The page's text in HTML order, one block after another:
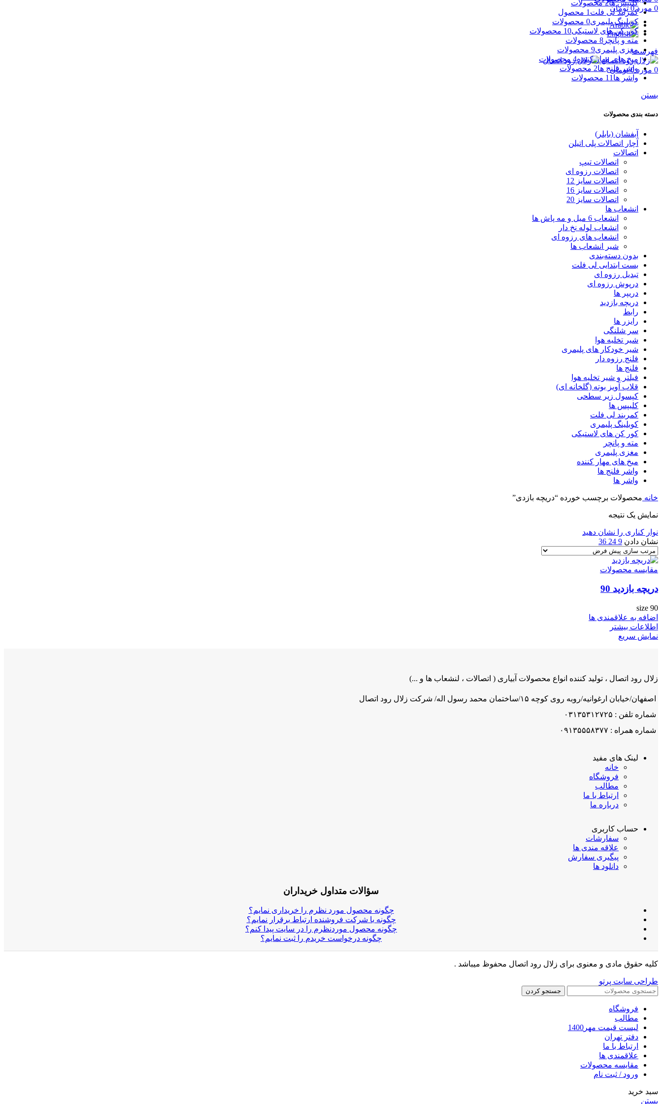
0 مورد 0 تومان
فهرست
0 مورد 0 تومان
کلیپس ها2 محصولات
کمربند لی فلت 1 محصول
کوبلینگ پلیمری0 محصولات
کور کن های لاستیکی10 محصولات
مته و پانچر 8 محصولات
مغزی پلیمری9 محصولات
میخ های مهار کننده4 محصولات
واشر فلنج ها2 محصولات
واشر ها 11 محصولات
بستن
دسته بندی محصولات
آبفشان (بابلر)
آچار اتصالات پلی اتیلن
اتصالات
اتصالات تیپ
اتصالات رزوه ای
اتصالات سایز 12
اتصالات سایز 16
اتصالات سایز 20
انشعاب ها
انشعاب 6 میل و مه پاش ها
انشعاب لوله نخ دار
انشعاب های رزوه ای
شیر انشعاب ها
بدون دسته‌بندی
بست ابتدایی لی فلت
تبدیل رزوه ای
درپوش رزوه ای
دریپر ها
دریچه بازدید
رابط
رایزر ها
سر شلنگی
شیر تخلیه هوا
شیر خودکار های پلیمری
فلنج رزوه دار
فلنج ها
فیلتر و شیر تخلیه هوا
قلاب آویز بوته (گلخانه ای)
کپسول زیر سطحی
کلیپس ها
کمربند لی فلت
کوبلینگ پلیمری
کور کن های لاستیکی
مته و پانچر
مغزی پلیمری
میخ های مهار کننده
واشر فلنج ها
واشر ها
خانه محصولات برچسب خورده “دریچه بازدی”
نمایش یک نتیجه
نوار کناری را نشان دهید
نشان دادن 9
24
36
مقایسه محصولات
دریچه بازدید 90
size 90
اضافه به علاقمندی ها
اطلاعات بیشتر
نمایش سریع
زلال رود اتصال ، تولید کننده انواع محصولات آبیاری ( اتصالات ، لنشعاب ها و ...)
اصفهان/خیابان ارغوانیه/روبه روی کوچه ۱۵/ساختمان محمد رسول اله/ شرکت زلال رود اتصال
شماره تلفن : ۰۳۱۳۵۳۱۲۷۲۵
شماره همراه : ۰۹۱۳۵۵۵۸۳۷۷
لینک های مفید
خانه
فروشگاه
مطالب
ارتباط با ما
درباره ما
حساب کاربری
سفارشات
علاقه مندی ها
پیگیری سفارش
دانلود ها
سؤالات متداول خریداران
چگونه محصول مورد نظرم را خریداری نمایم؟
چگونه با شرکت فروشنده ارتباط برقرار نمایم؟
چگونه محصول موردنظرم را در سایت پیدا کنم؟
چگونه درخواست خریدم را ثبت نمایم؟
کلیه حقوق مادی و معنوی برای زلال رود اتصال محفوظ میباشد .
طراحی سایت پرتو
جستجو کردن
فروشگاه
مطالب
لیست قیمت مهر1400
دفتر تهران
ارتباط با ما
علاقمندی ها
مقایسه محصولات
ورود / ثبت نام
سبد خرید
بستن